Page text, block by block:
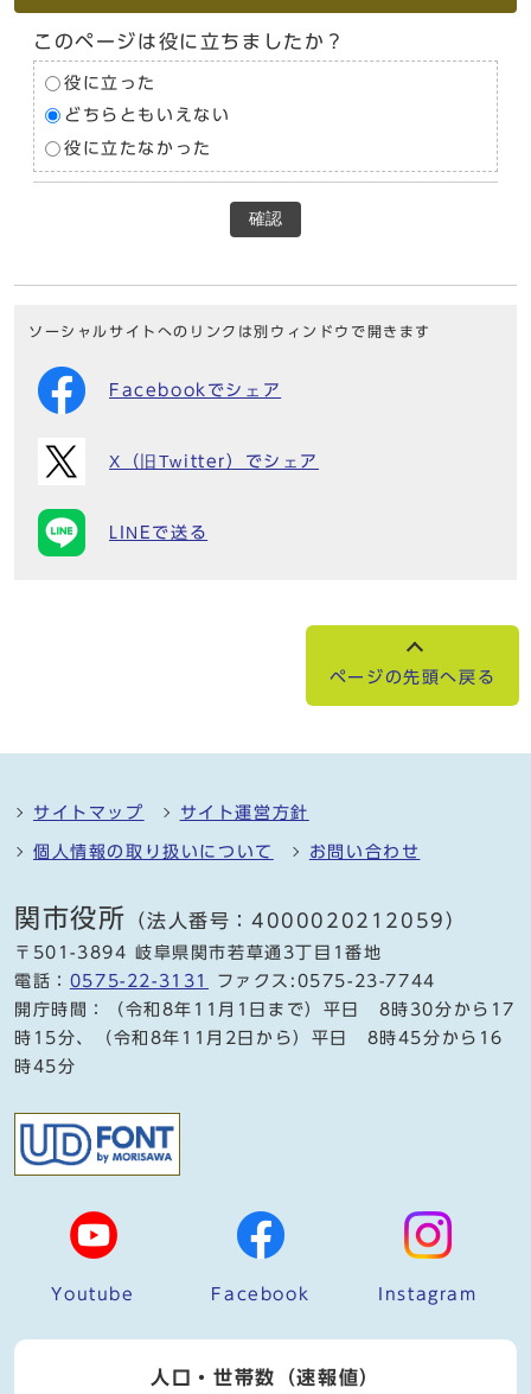
このページは役に立ちましたか？
役に立った
どちらともいえない
役に立たなかった
確認
ソーシャルサイトへのリンクは別ウィンドウで開きます
Facebookでシェア
X（旧Twitter）でシェア
LINEで送る
ページの先頭へ戻る
サイトマップ サイト運営方針
個人情報の取り扱いについて お問い合わせ
関市役所 （法人番号：4000020212059）
〒501-3894 岐阜県関市若草通3丁目1番地
電話： 0575-22-3131
ファクス:0575-23-7744
開庁時間：（令和8年11月1日まで）平日 8時30分から17
時15分、（令和8年11月2日から）平日 8時45分から16
時45分
Youtube Facebook Instagram
人口・世帯数（速報値）